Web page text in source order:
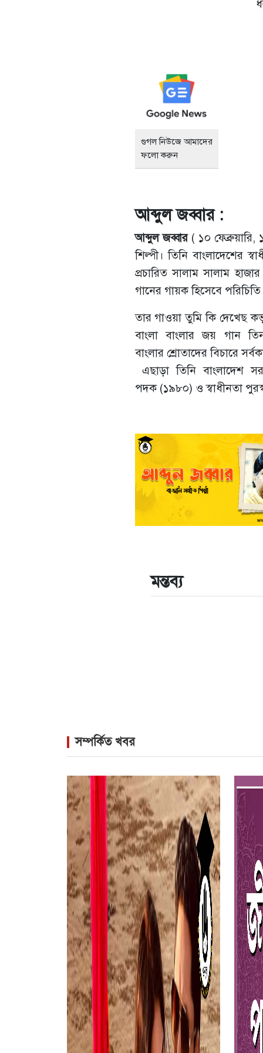
গুগল নিউজে আমাদের
ফলো করুন
আব্দুল জব্বার :
আব্দুল জব্বার( ১০
শিল্পী। তিনি বাংলাদেশের
প্রচারিত সালাম সালাম
গানের গায়ক হিসেবে
তার গাওয়া তুমি কি দেখেছ
বাংলা বাংলার জয় গান
বাংলার শ্রোতাদের বিচারে
এছাড়া তিনি বাংলাদেশ
পদক (১৯৮০) ও স্বাধীনতা
মন্তব্য
সম্পর্কিত খবর